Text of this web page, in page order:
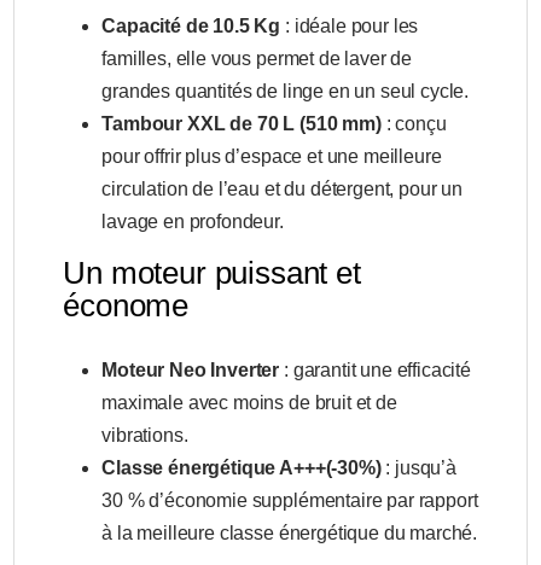
Capacité de 10.5 Kg : idéale pour les
familles, elle vous permet de laver de
grandes quantités de linge en un seul cycle.
Tambour XXL de 70 L (510 mm): conçu
pour offrir plus d’espace et une meilleure
circulation de l’eau et du détergent, pour un
lavage en profondeur.
Un moteur puissant et
économe
Moteur Neo Inverter : garantit une efficacité
maximale avec moins de bruit et de
vibrations.
Classe énergétique A+++(-30%): jusqu’à
30 % d’économie supplémentaire par rapport
à la meilleure classe énergétique du marché.